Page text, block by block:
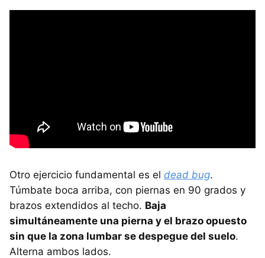
Otro ejercicio fundamental es el dead bug.
Túmbate boca arriba, con piernas en 90 grados y
brazos extendidos al techo. Baja
simultáneamente una pierna y el brazo opuesto
sin que la zona lumbar se despegue del suelo.
Alterna ambos lados.